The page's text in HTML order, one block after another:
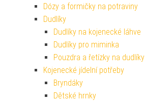
Dózy a formičky na potraviny
Dudlíky
Dudlíky na kojenecké láhve
Dudlíky pro miminka
Pouzdra a řetízky na dudlíky
Kojenecké jídelní potřeby
Bryndáky
Dětské hrnky